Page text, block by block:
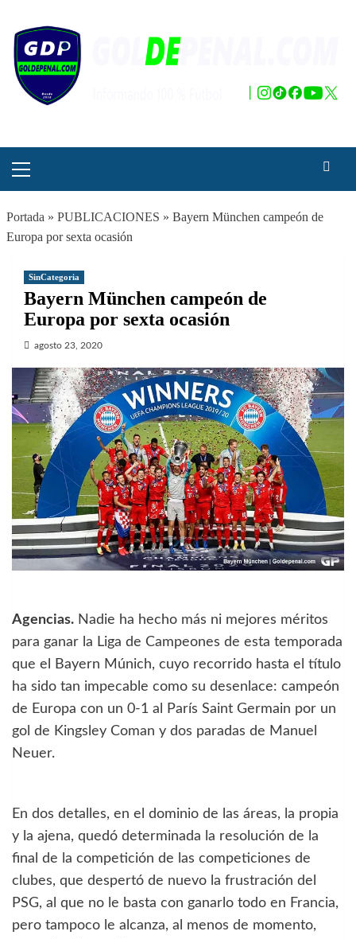
contenido
principal
Portada » PUBLICACIONES » Bayern München campeón de
Europa por sexta ocasión
SinCategoria
Bayern München campeón de
Europa por sexta ocasión
agosto 23, 2020
Agencias. Nadie ha hecho más ni mejores méritos
para ganar la Liga de Campeones de esta temporada
que el Bayern Múnich, cuyo recorrido hasta el título
ha sido tan impecable como su desenlace: campeón
de Europa con un 0-1 al París Saint Germain por un
gol de Kingsley Coman y dos paradas de Manuel
Neuer.
En dos detalles, en el dominio de las áreas, la propia
y la ajena, quedó determinada la resolución de la
final de la competición de las competiciones de
clubes, que despertó de nuevo la frustración del
PSG, al que no le basta con ganarlo todo en Francia,
pero tampoco le alcanza, al menos de momento,